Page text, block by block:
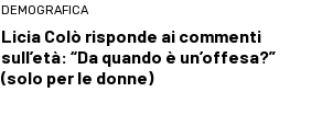
DEMOGRAFICA
Licia Colò risponde ai commenti
sull’età: “Da quando è un’offesa?”
(solo per le donne)